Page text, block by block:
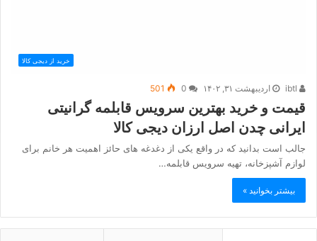
خرید از دیجی کالا
اردیبهشت ۳۱, ۱۴۰۲ 501
قیمت و خرید بهترین سرویس قابلمه گرانیتی
ایرانی چدن اصل ارزان دیجی کالا
جالب است بدانید که در واقع یکی از دغدغه های حائز اهمیت هر خانم برای
لوازم آشپزخانه، تهیه سرویس قابلمه…
بیشتر بخوانید »